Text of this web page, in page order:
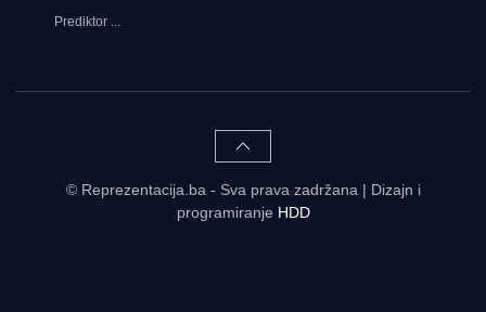
Prediktor ...
© Reprezentacija.ba - Sva prava zadržana | Dizajn i
programiranje HDD